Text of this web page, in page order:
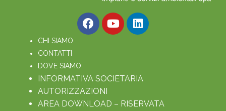
CHI SIAMO
CONTATTI
DOVE SIAMO
INFORMATIVA SOCIETARIA
AUTORIZZAZIONI
AREA DOWNLOAD – RISERVATA